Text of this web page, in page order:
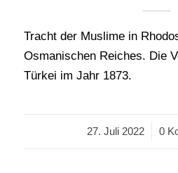
Tracht der Muslime in
Osmanischen Reiches. Die
Türkei im Jahr 1873.
27. Juli 2022
/ 0